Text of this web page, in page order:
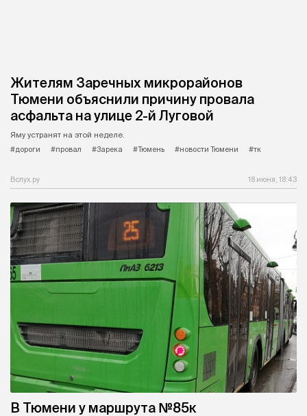
Жителям Заречных микрорайонов
Тюмени объяснили причину провала
асфальта на улице 2-й Луговой
Яму устранят на этой неделе.
#дороги
#провал #Зарека #Тюмень #новости Тюмени #тк
Вслух.ру 18 июня, 18:43
В Тюмени у маршрута №85к